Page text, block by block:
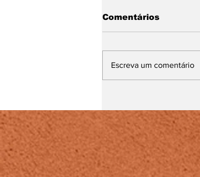
Comentários
Escreva um comentário